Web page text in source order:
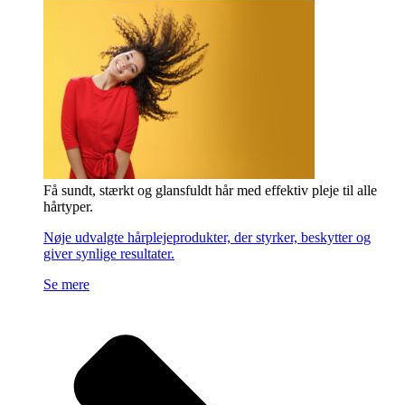
Få sundt, stærkt og glansfuldt hår med effektiv pleje til alle
hårtyper.
Nøje udvalgte hårplejeprodukter, der styrker, beskytter og
giver synlige resultater.
Se mere